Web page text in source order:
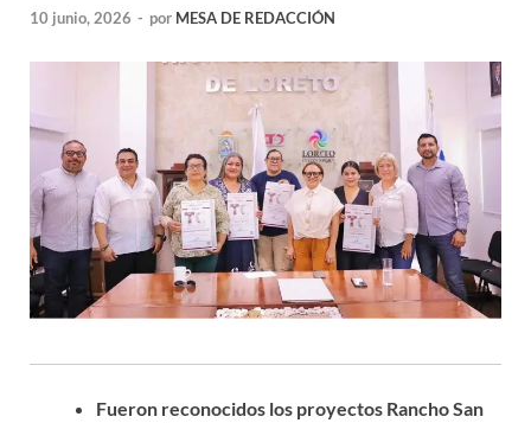
10 junio, 2026 - por MESA DE REDACCIÓN
Fueron reconocidos los proyectos Rancho San